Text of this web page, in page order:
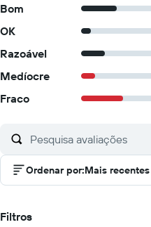
Bom
OK
Razoável
Medíocre
Fraco
Ordenar por:Mais recentes
Filtros